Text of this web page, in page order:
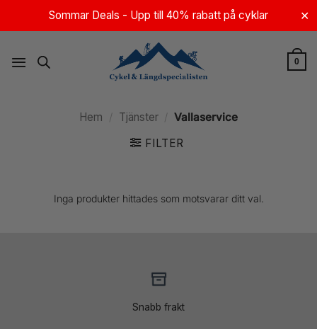
Sommar Deals - Upp till 40% rabatt på cyklar ✕
0
Hem / Tjänster / Vallaservice
FILTER
Inga produkter hittades som motsvarar ditt val.
Snabb frakt